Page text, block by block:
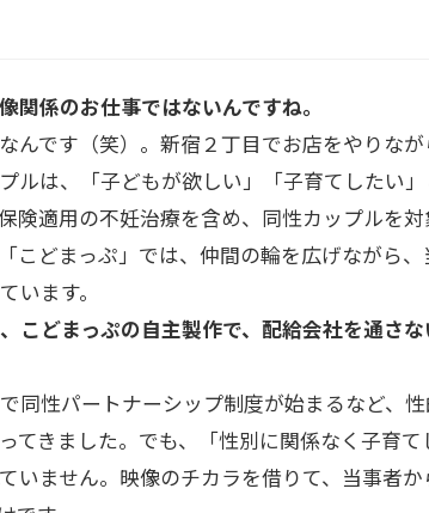
係のお仕事ではないんですね。
んです（笑）。新宿２丁目でお店をやりな
ルは、「子どもが欲しい」「子育てしたい」
険適用の不妊治療を含め、同性カップルを
こどまっぷ」では、仲間の輪を広げながら
います。
どまっぷの自主製作で、配給会社を通さな
同性パートナーシップ制度が始まるなど、性
てきました。でも、「性別に関係なく子育て
いません。映像のチカラを借りて、当事者か